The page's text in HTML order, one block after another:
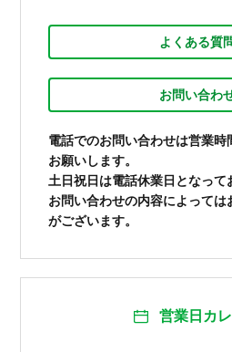
よくある質
お問い合わ
電話でのお問い合わせは営業
お願いします。
土日祝日は電話休業日となって
お問い合わせの内容によっては
がございます。
営業日カ